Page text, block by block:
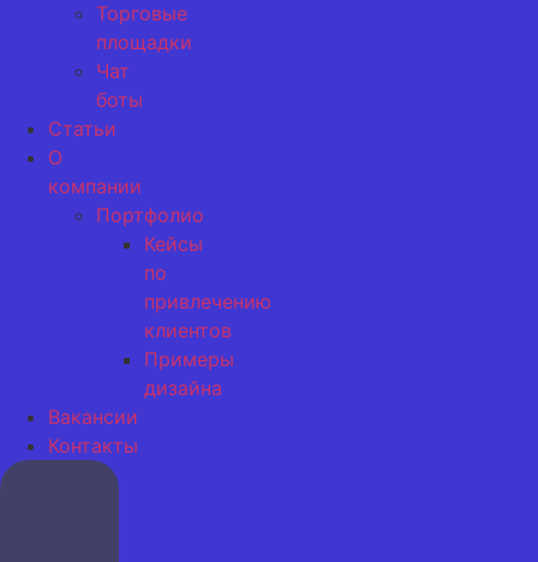
Торговые
площадки
Чат
боты
Статьи
О
компании
Портфолио
Кейсы
по
привлечению
клиентов
Примеры
дизайна
Вакансии
Контакты